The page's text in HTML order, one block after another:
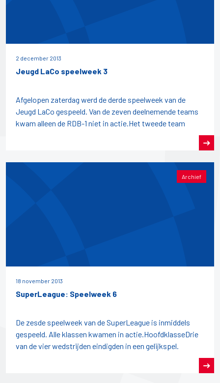
2 december 2013
Jeugd LaCo speelweek 3
Afgelopen zaterdag werd de derde speelweek van de
Jeugd LaCo gespeeld. Van de zeven deelnemende teams
kwam alleen de RDB-1 niet in actie.Het tweede team
Archief
18 november 2013
SuperLeague: Speelweek 6
De zesde speelweek van de SuperLeague is inmiddels
gespeeld. Alle klassen kwamen in actie.HoofdklasseDrie
van de vier wedstrijden eindigden in een gelijkspel.